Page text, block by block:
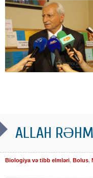
ALLAH
Biologiya və tibb elmləri, Bolus,